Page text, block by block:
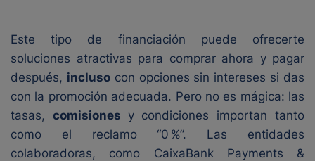
Este tipo de financiación puede ofrecerte
soluciones atractivas para comprar ahora y pagar
después, inclusocon opciones sin intereses si das
con la promoción adecuada. Pero no es mágica: las
tasas, comisiones y condiciones importan tanto
como el reclamo “0 %”. Las entidades
colaboradoras, como CaixaBank Payments &